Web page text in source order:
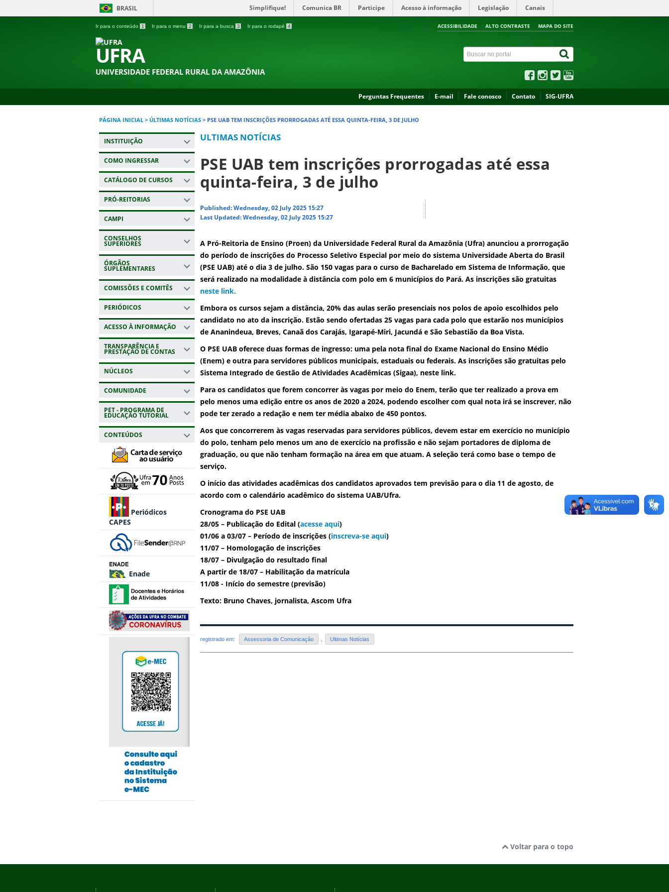
BRASIL Simplifique! Comunica BR Participe Acesso à informação Legislação Canais
Ir para o conteúdo 1 Ir para o menu 2 Ir para a busca 3 Ir para o rodapé 4 ACESSIBILIDADE ALTO CONTRASTE MAPA DO SITE
UFRA
UNIVERSIDADE FEDERAL RURAL DA AMAZÔNIA
Perguntas Frequentes E-mail Fale conosco Contato SIG-UFRA
PÁGINA INICIAL > ÚLTIMAS NOTÍCIAS > PSE UAB TEM INSCRIÇÕES PRORROGADAS ATÉ ESSA QUINTA-FEIRA, 3 DE JULHO
INSTITUIÇÃO
COMO INGRESSAR
CATÁLOGO DE CURSOS
PRÓ-REITORIAS
CAMPI
CONSELHOS
SUPERIORES
ÓRGÃOS
SUPLEMENTARES
COMISSÕES E COMITÊS
PERIÓDICOS
ACESSO À INFORMAÇÃO
TRANSPARÊNCIA E
PRESTAÇÃO DE CONTAS
NÚCLEOS
COMUNIDADE
PET - PROGRAMA DE
EDUCAÇÃO TUTORIAL
CONTEÚDOS
Periódicos
CAPES
Enade
ULTIMAS NOTÍCIAS
PSE UAB tem inscrições prorrogadas até essa
quinta-feira, 3 de julho
Published: Wednesday, 02 July 2025 15:27
Last Updated: Wednesday, 02 July 2025 15:27
A Pró-Reitoria de Ensino (Proen) da Universidade Federal Rural da Amazônia (Ufra) anunciou a prorrogação
do período de inscrições do Processo Seletivo Especial por meio do sistema Universidade Aberta do Brasil
(PSE UAB) até o dia 3 de julho. São 150 vagas para o curso de Bacharelado em Sistema de Informação, que
será realizado na modalidade à distância com polo em 6 municípios do Pará. As inscrições são gratuitas
neste link.
Embora os cursos sejam a distância, 20% das aulas serão presenciais nos polos de apoio escolhidos pelo
candidato no ato da inscrição. Estão sendo ofertadas 25 vagas para cada polo que estarão nos municípios
de Ananindeua, Breves, Canaã dos Carajás, Igarapé-Miri, Jacundá e São Sebastião da Boa Vista.
O PSE UAB oferece duas formas de ingresso: uma pela nota final do Exame Nacional do Ensino Médio
(Enem) e outra para servidores públicos municipais, estaduais ou federais. As inscrições são gratuitas pelo
Sistema Integrado de Gestão de Atividades Acadêmicas (Sigaa), neste link.
Para os candidatos que forem concorrer às vagas por meio do Enem, terão que ter realizado a prova em
pelo menos uma edição entre os anos de 2020 a 2024, podendo escolher com qual nota irá se inscrever, não
pode ter zerado a redação e nem ter média abaixo de 450 pontos.
Aos que concorrerem às vagas reservadas para servidores públicos, devem estar em exercício no município
do polo, tenham pelo menos um ano de exercício na profissão e não sejam portadores de diploma de
graduação, ou que não tenham formação na área em que atuam. A seleção terá como base o tempo de
serviço.
O início das atividades acadêmicas dos candidatos aprovados tem previsão para o dia 11 de agosto, de
acordo com o calendário acadêmico do sistema UAB/Ufra.
Cronograma do PSE UAB
28/05 – Publicação do Edital (acesse aqui)
01/06 a 03/07 – Período de inscrições (inscreva-se aqui)
11/07 – Homologação de inscrições
18/07 – Divulgação do resultado final
A partir de 18/07 – Habilitação da matrícula
11/08 - Início do semestre (previsão)
Texto: Bruno Chaves, jornalista, Ascom Ufra
registrado em: Assessoria de Comunicação Ultimas Notícias
Voltar para o topo